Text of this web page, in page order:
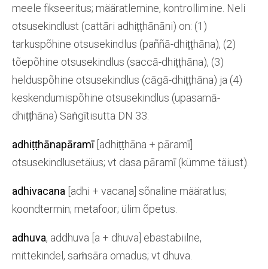
meele fikseeritus; määratlemine, kontrollimine. Neli
otsusekindlust (cattāri adhiṭṭhānāni) on: (1)
tarkuspõhine otsusekindlus (paññā-dhiṭṭhāna), (2)
tõepõhine otsusekindlus (saccā-dhiṭṭhāna), (3)
helduspõhine otsusekindlus (cāgā-dhiṭṭhāna) ja (4)
keskendumispõhine otsusekindlus (upasamā-
dhiṭṭhāna) Saṅgītisutta DN 33.
adhiṭṭhānapāramī[adhiṭṭhāna + pāramī]
otsusekindlusetäius; vt dasa pāramī (kümme täiust).
adhivacana [adhi + vacana] sõnaline määratlus;
koondtermin; metafoor; ülim õpetus.
adhuva, addhuva [a + dhuva] ebastabiilne,
mittekindel, saṁsāra omadus; vt dhuva.